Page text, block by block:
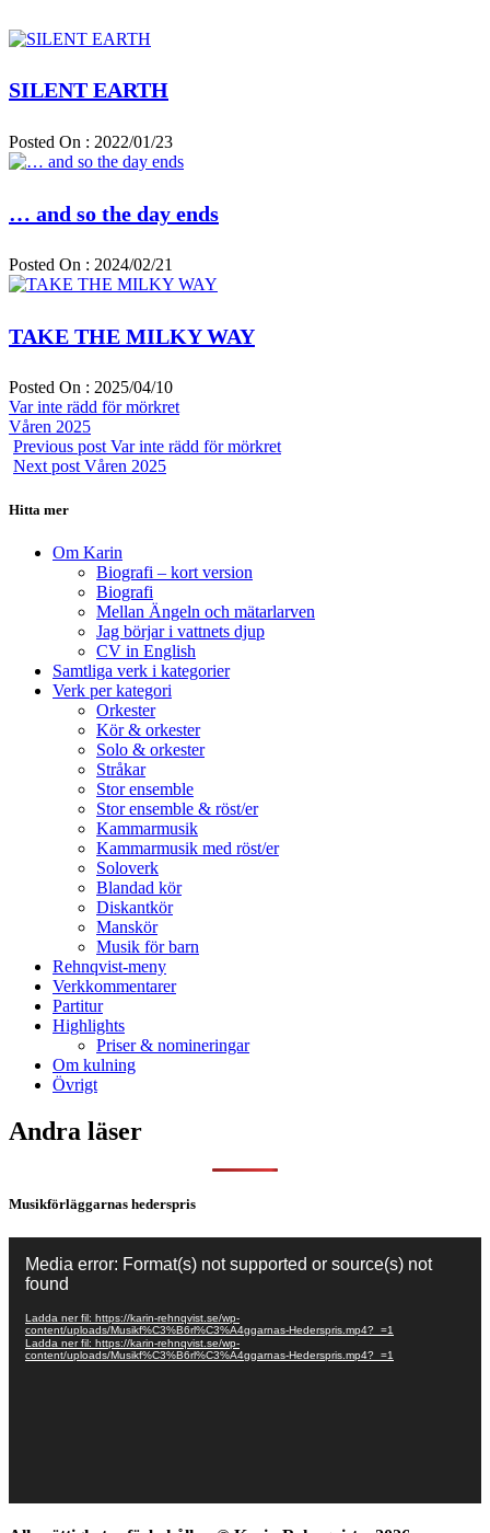
SILENT EARTH
Posted On : 2022/01/23
… and so the day ends
Posted On : 2024/02/21
TAKE THE MILKY WAY
Posted On : 2025/04/10
Inläggsnavigering
Previous
post:
Var inte rädd för mörkret
Next
post:
Våren 2025
Previous post Var inte rädd för mörkret
Next post Våren 2025
Hitta mer
Om Karin
Biografi – kort version
Biografi
Mellan Ängeln och mätarlarven
Jag börjar i vattnets djup
CV in English
Samtliga verk i kategorier
Verk per kategori
Orkester
Kör & orkester
Solo & orkester
Stråkar
Stor ensemble
Stor ensemble & röst/er
Kammarmusik
Kammarmusik med röst/er
Soloverk
Blandad kör
Diskantkör
Manskör
Musik för barn
Rehnqvist-meny
Verkkommentarer
Partitur
Highlights
Priser & nomineringar
Om kulning
Övrigt
Andra läser
Musikförläggarnas hederspris
Media error: Format(s) not supported or source(s) not
found
Ladda ner fil: https://karin-rehnqvist.se/wp-
content/uploads/Musikf%C3%B6rl%C3%A4ggarnas-Hederspris.mp4?_=1
Ladda ner fil: https://karin-rehnqvist.se/wp-
content/uploads/Musikf%C3%B6rl%C3%A4ggarnas-Hederspris.mp4?_=1